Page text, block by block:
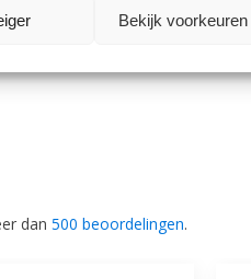
Bekijk voorkeuren
Assembly time in
45
dan 500 beoordelingen.